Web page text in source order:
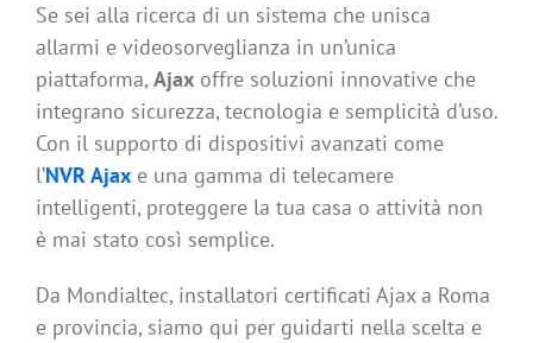
Se sei alla ricerca di un sistema che unisca
allarmi e videosorveglianza in un’unica
piattaforma, Ajax offre soluzioni innovative che
integrano sicurezza, tecnologia e semplicità d’uso.
Con il supporto di dispositivi avanzati come
l’NVR Ajax e una gamma di telecamere
intelligenti, proteggere la tua casa o attività non
è mai stato così semplice.
Da Mondialtec, installatori certificati Ajax a Roma
e provincia, siamo qui per guidarti nella scelta e